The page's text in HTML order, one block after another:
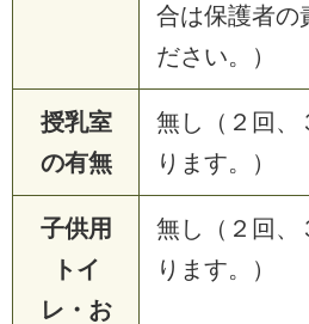
合は保護者の
ださい。）
授乳室
の有無
無し（２回、
ります。）
子供用
トイ
レ・お
無し（２回、
ります。）